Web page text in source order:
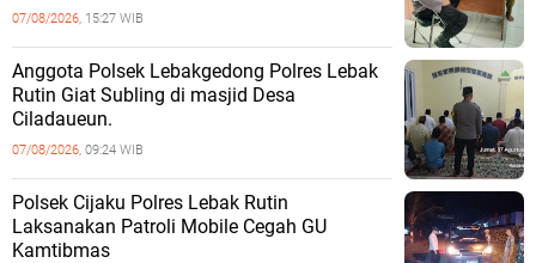
07/08/2026, 15:27 WIB
Anggota Polsek Lebakgedong Polres Lebak
Rutin Giat Subling di masjid Desa
Ciladaueun.
07/08/2026, 09:24 WIB
Polsek Cijaku Polres Lebak Rutin
Laksanakan Patroli Mobile Cegah GU
Kamtibmas